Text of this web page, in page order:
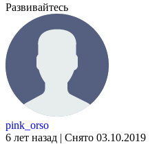
Развивайтесь
pink_orso
6 лет назад | Снято 03.10.2019